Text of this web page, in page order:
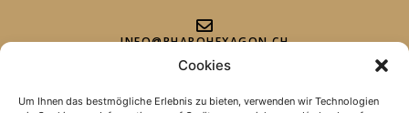
Cookies
Um Ihnen das bestmögliche Erlebnis zu bieten, verwenden wir Technologien
INFO@PHAROHEXAGON.CH